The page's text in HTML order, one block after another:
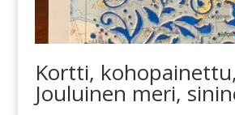
Kortti, kohopainettu,
Jouluinen meri,